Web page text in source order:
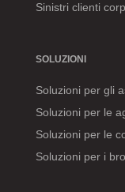
Sinistri clienti
SOLUZIONI
Soluzioni per gli
Soluzioni per le
Soluzioni per le
Soluzioni per i